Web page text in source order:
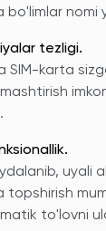
bo'limlar nomi
tezligi.
SIM-karta
uyali
topshirish
to'lovni